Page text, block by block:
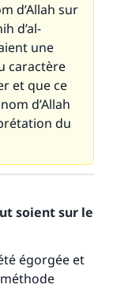
d’Allah sur
d’al-
une
caractère
et que ce
d’Allah
du
soient sur le
égorgée et
vie de